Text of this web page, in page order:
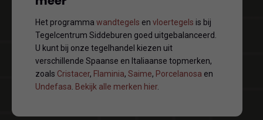
Het programma wandtegels en vloertegels is bij
Tegelcentrum Siddeburen goed uitgebalanceerd.
U kunt bij onze tegelhandel kiezen uit
verschillende Spaanse en Italiaanse topmerken,
zoals Cristacer, Flaminia, Saime, Porcelanosa en
Undefasa. Bekijk alle merken hier.